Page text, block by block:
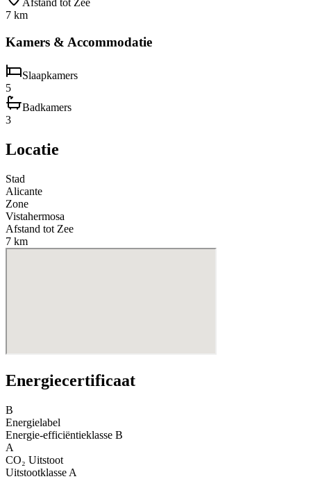
Afstand tot Zee
7 km
Kamers & Accommodatie
Slaapkamers
5
Badkamers
3
Locatie
Stad
Alicante
Zone
Vistahermosa
Afstand tot Zee
7 km
Energiecertificaat
B
Energielabel
Energie-efficiëntieklasse B
A
CO₂ Uitstoot
Uitstootklasse A